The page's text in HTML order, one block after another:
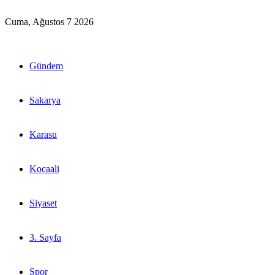
Cuma, Ağustos 7 2026
Gündem
Sakarya
Karasu
Kocaali
Siyaset
3. Sayfa
Spor